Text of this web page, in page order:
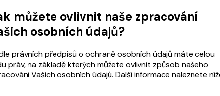
můžete ovlivnit naše zpracování
osobních údajů?
právních předpisů o ochraně osobních údajů máte celou
práv, na základě kterých můžete ovlivnit způsob našeho
Vašich osobních údajů. Další informace naleznete